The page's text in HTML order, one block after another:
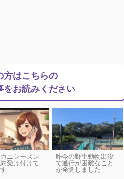
方はこちらの
をお読みください
ニシーズン
受け付けて
昨今の野生動物出没
で通行が困難なこと
が発覚しました